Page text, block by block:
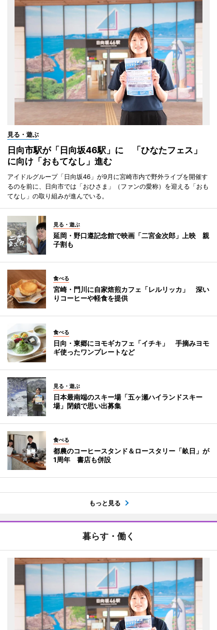
見る・遊ぶ
日向市駅が「日向坂46駅」に 「ひなたフェス」
に向け「おもてなし」進む
アイドルグループ「日向坂46」が9月に宮崎市内で野外ライブを開催す
るのを前に、日向市では「おひさま」（ファンの愛称）を迎える「おも
てなし」の取り組みが進んでいる。
見る・遊ぶ
延岡・野口遵記念館で映画「二宮金次郎」上映 親
子割も
食べる
宮崎・門川に自家焙煎カフェ「レルリッカ」 深い
りコーヒーや軽食を提供
食べる
日向・東郷にヨモギカフェ「イチキ」 手摘みヨモ
ギ使ったワンプレートなど
見る・遊ぶ
日本最南端のスキー場「五ヶ瀬ハイランドスキー
場」閉鎖で思い出募集
食べる
都農のコーヒースタンド＆ロースタリー「畝日」が
1周年 書店も併設
もっと見る
暮らす・働く